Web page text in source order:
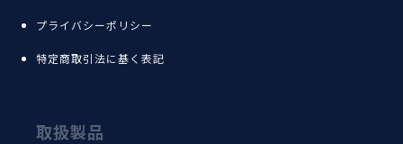
プライバシーポリシー
特定商取引法に基く表記
取扱製品